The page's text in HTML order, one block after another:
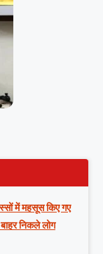
में महसूस किए गए
निकले लोग